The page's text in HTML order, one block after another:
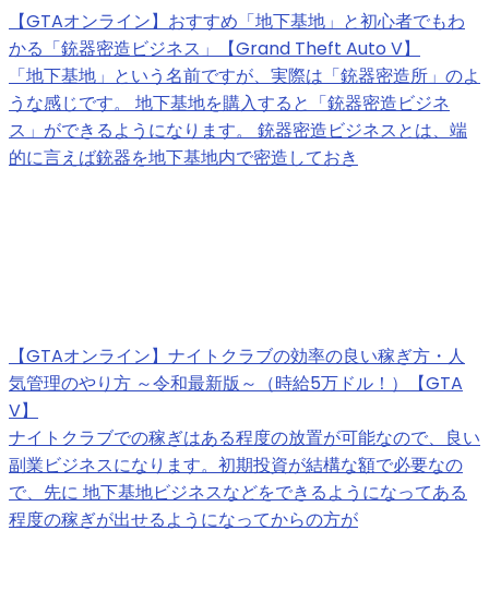
【GTAオンライン】おすすめ「地下基地」と初心者でもわ
かる「銃器密造ビジネス」【Grand Theft Auto V】
「地下基地」という名前ですが、実際は「銃器密造所」のよ
うな感じです。 地下基地を購入すると「銃器密造ビジネ
ス」ができるようになります。 銃器密造ビジネスとは、端
的に言えば銃器を地下基地内で密造しておき
【GTAオンライン】ナイトクラブの効率の良い稼ぎ方・人
気管理のやり方 ～令和最新版～（時給5万ドル！）【GTA
V】
ナイトクラブでの稼ぎはある程度の放置が可能なので、良い
副業ビジネスになります。初期投資が結構な額で必要なの
で、先に 地下基地ビジネスなどをできるようになってある
程度の稼ぎが出せるようになってからの方が